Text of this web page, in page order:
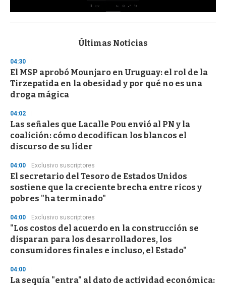
s
d
s
o
f
3
s
e
c
o
n
Últimas Noticias
04:30
El MSP aprobó Mounjaro en Uruguay: el rol de la
Tirzepatida en la obesidad y por qué no es una
droga mágica
04:02
Las señales que Lacalle Pou envió al PN y la
coalición: cómo decodifican los blancos el
discurso de su líder
04:00 Exclusivo suscriptores
El secretario del Tesoro de Estados Unidos
sostiene que la creciente brecha entre ricos y
pobres "ha terminado"
04:00 Exclusivo suscriptores
"Los costos del acuerdo en la construcción se
disparan para los desarrolladores, los
consumidores finales e incluso, el Estado"
04:00
La sequía "entra" al dato de actividad económica: